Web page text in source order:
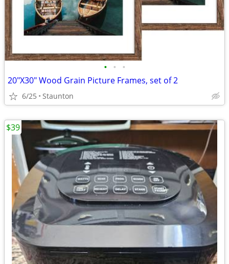
• • •
20"X30" Wood Grain Picture Frames, set of 2
6/25 Staunton
$39